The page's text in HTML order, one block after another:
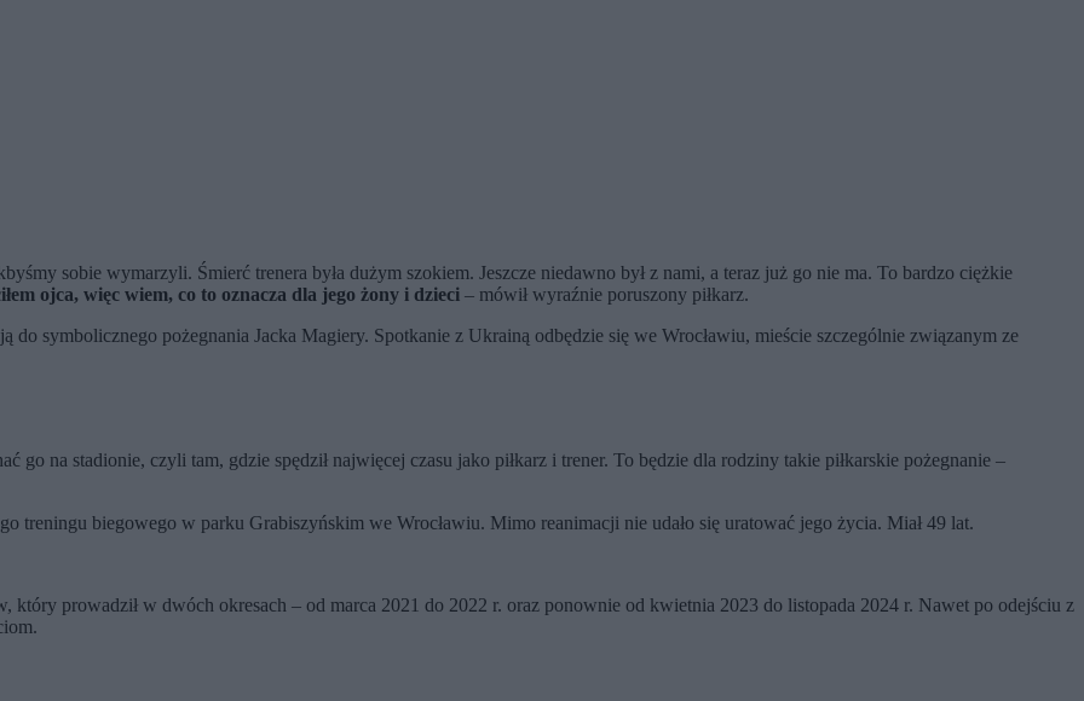
sobie wymarzyli. Śmierć trenera była dużym szokiem. Jeszcze niedawno był z nami, a teraz już go nie ma. To bardzo ciężkie
ojca, więc wiem, co to oznacza dla jego żony i dzieci – mówił wyraźnie poruszony piłkarz.
do symbolicznego pożegnania Jacka Magiery. Spotkanie z Ukrainą odbędzie się we Wrocławiu, mieście szczególnie związanym ze
go na stadionie, czyli tam, gdzie spędził najwięcej czasu jako piłkarz i trener. To będzie dla rodziny takie piłkarskie pożegnanie –
treningu biegowego w parku Grabiszyńskim we Wrocławiu. Mimo reanimacji nie udało się uratować jego życia. Miał 49 lat.
który prowadził w dwóch okresach – od marca 2021 do 2022 r. oraz ponownie od kwietnia 2023 do listopada 2024 r. Nawet po odejściu z